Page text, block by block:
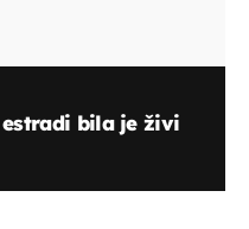
bila je živi